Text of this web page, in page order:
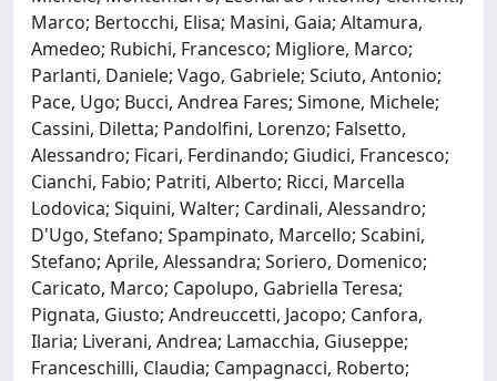
Marco; Bertocchi, Elisa; Masini, Gaia; Altamura,
Amedeo; Rubichi, Francesco; Migliore, Marco;
Parlanti, Daniele; Vago, Gabriele; Sciuto, Antonio;
Pace, Ugo; Bucci, Andrea Fares; Simone, Michele;
Cassini, Diletta; Pandolfini, Lorenzo; Falsetto,
Alessandro; Ficari, Ferdinando; Giudici, Francesco;
Cianchi, Fabio; Patriti, Alberto; Ricci, Marcella
Lodovica; Siquini, Walter; Cardinali, Alessandro;
D'Ugo, Stefano; Spampinato, Marcello; Scabini,
Stefano; Aprile, Alessandra; Soriero, Domenico;
Caricato, Marco; Capolupo, Gabriella Teresa;
Pignata, Giusto; Andreuccetti, Jacopo; Canfora,
Ilaria; Liverani, Andrea; Lamacchia, Giuseppe;
Franceschilli, Claudia; Campagnacci, Roberto;